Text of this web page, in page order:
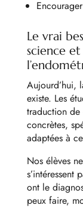
Le vrai
science
Aujourd’hui,
existe. Les
traduction de
concrètes,
adaptées à
Nos élèves
s’intéressent
ont le
peux faire,